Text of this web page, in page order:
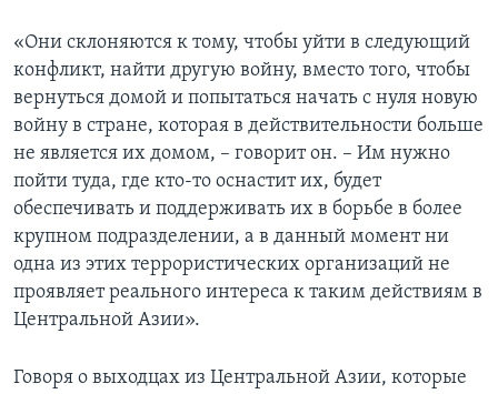
«Они склоняются к тому, чтобы уйти в следующий
конфликт, найти другую войну, вместо того, чтобы
вернуться домой и попытаться начать с нуля новую
войну в стране, которая в действительности больше
не является их домом, – говорит он. – Им нужно
пойти туда, где кто-то оснастит их, будет
обеспечивать и поддерживать их в борьбе в более
крупном подразделении, а в данный момент ни
одна из этих террористических организаций не
проявляет реального интереса к таким действиям в
Центральной Азии».
Говоря о выходцах из Центральной Азии, которые